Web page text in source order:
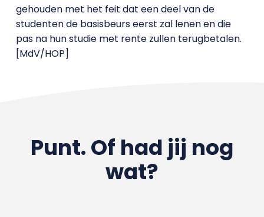
gehouden met het feit dat een deel van de
studenten de basisbeurs eerst zal lenen en die
pas na hun studie met rente zullen terugbetalen.
[MdV/HOP]
Punt. Of had jij nog
wat?